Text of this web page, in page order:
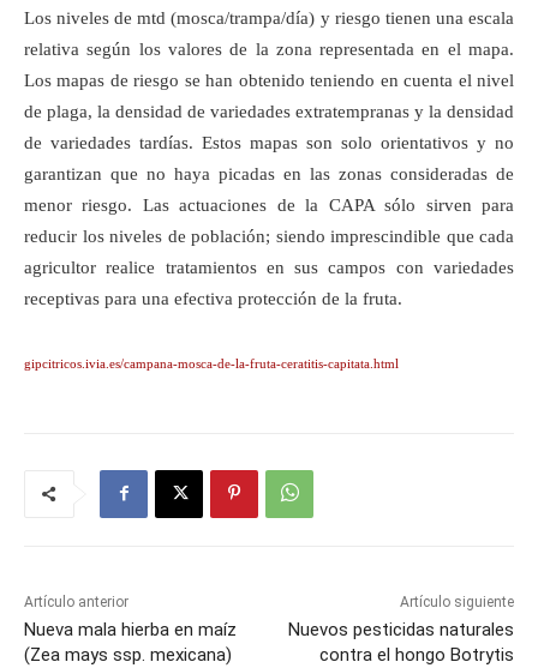
Los niveles de mtd (mosca/trampa/día) y riesgo tienen una escala
relativa según los valores de la zona representada en el mapa.
Los mapas de riesgo se han obtenido teniendo en cuenta el nivel
de plaga, la densidad de variedades extratempranas y la densidad
de variedades tardías. Estos mapas son solo orientativos y no
garantizan que no haya picadas en las zonas consideradas de
menor riesgo. Las actuaciones de la CAPA sólo sirven para
reducir los niveles de población; siendo imprescindible que cada
agricultor realice tratamientos en sus campos con variedades
receptivas para una efectiva protección de la fruta.
gipcitricos.ivia.es/campana-mosca-de-la-fruta-ceratitis-capitata.html
Artículo anterior
Nueva mala hierba en maíz
(Zea mays ssp. mexicana)
Artículo siguiente
Nuevos pesticidas naturales
contra el hongo Botrytis